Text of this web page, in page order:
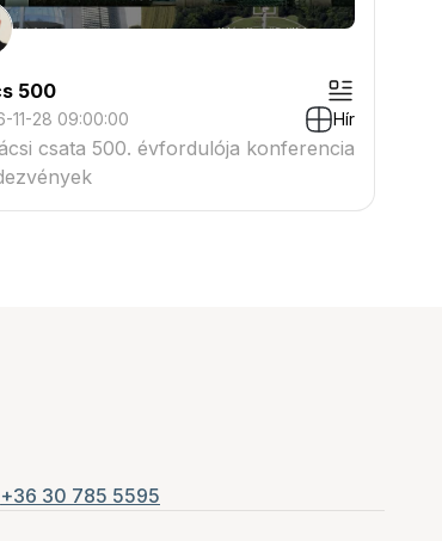
500
11-28 09:00:00 Hír
csata 500. évfordulója konferencia
+36 30 785 5595